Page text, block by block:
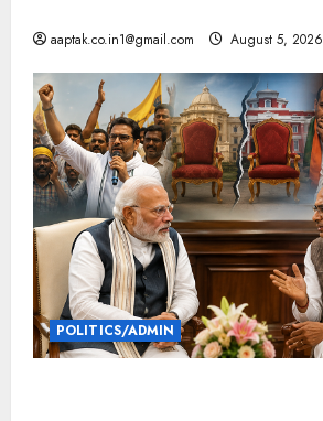
aaptak.co.in1@gmail.com August 5, 2026
POLITICS/ADMIN